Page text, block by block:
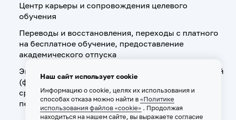
Центр карьеры и сопровождения целевого
обучения
Переводы и восстановления, переходы с платного
на бесплатное обучение, предоставление
академического отпуска
Экзамен по допуску к осуществлению медицинской
(фармацевтической) деятельности на должностях
среднего медицинского (фармацевтического)
персонала
Наш сайт использует cookie
Информацию о cookie, целях их использования и
способах отказа можно найти в«Политике
использования файлов «cookie» . Продолжая
находиться на нашем сайте, вы выражаете согласие